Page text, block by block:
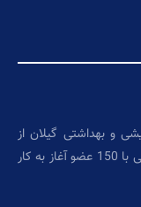
و بهداشتی گیلان از
سال 1380 با مجوز رسمی اداره کار و امور اجتماعی با 150 عضو آغاز به کار